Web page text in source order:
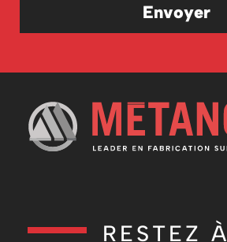
Envoyer
RESTEZ À